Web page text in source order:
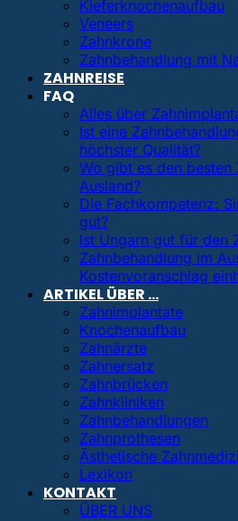
Kieferknochenaufbau
Veneers
Zahnkrone
Zahnbehandlung mit
ZAHNREISE
FAQ
Alles über
Ist eine
höchster Qualität?
Wo gibt es den besten
Ausland?
Die Fachkompetenz:
gut?
Ist Ungarn gut für den
Zahnbehandlung im
Kostenvoranschlag
ARTIKEL ÜBER …
Zahnimplantate
Knochenaufbau
Zahnärzte
Zahnersatz
Zahnbrücken
Zahnkliniken
Zahnbehandlungen
Zahnprothesen
Ästhetische
Lexikon
KONTAKT
ÜBER UNS